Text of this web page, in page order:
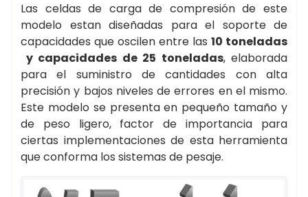
Las celdas de carga de compresión de este
modelo estan diseñadas para el soporte de
capacidades que oscilen entre las 10 toneladas
y capacidades de 25 toneladas, elaborada
para el suministro de cantidades con alta
precisión y bajos niveles de errores en el mismo.
Este modelo se presenta en pequeño tamaño y
de peso ligero, factor de importancia para
ciertas implementaciones de esta herramienta
que conforma los sistemas de pesaje.